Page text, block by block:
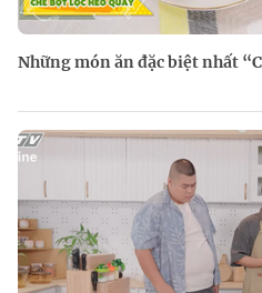
Những món ăn đặc biệt nhất